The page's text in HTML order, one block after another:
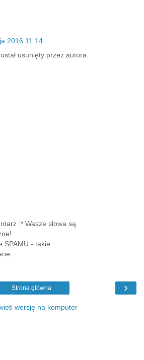
2016 11:14
usunięty przez autora.
:* Wasze słowa są
SPAMU - takie
›
Strona główna
wersję na komputer